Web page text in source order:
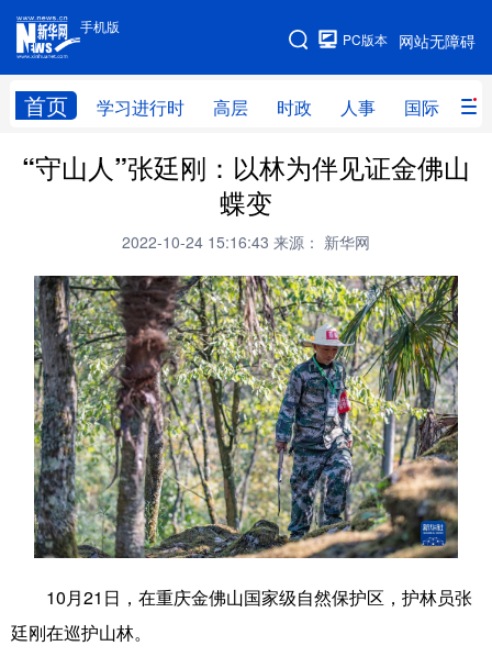
手机版
网站无障碍
PC版本
首页 学习进行时 高层 时政 人事 国际 财
手机版
网站地图
学习进行时 高层 时政 人事
全球连线
科技 科创 量子 体育
文化 书画 健康 军事
访谈 视频 图片 政务
法律 中央文件 金融 汽车
食品 人居 信息化 数字经济
学术中国 乡村振兴 银龄 溯源中国
彩票
“守山人”张廷刚：以林为伴见证金佛山
蝶变
2022-10-24 15:16:43 来源： 新华网
10月21日，在重庆金佛山国家级自然保护区，护林员张
廷刚在巡护山林。